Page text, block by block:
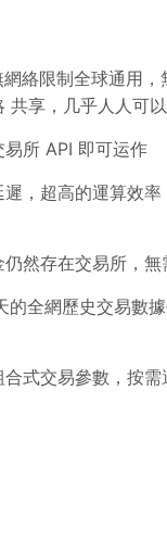
絡限制全球通用，
共享，几乎人人可以
所 API 即可运作
，超高的運算效
然存在交易所，無
的全網歷史交易數
式交易參數，按